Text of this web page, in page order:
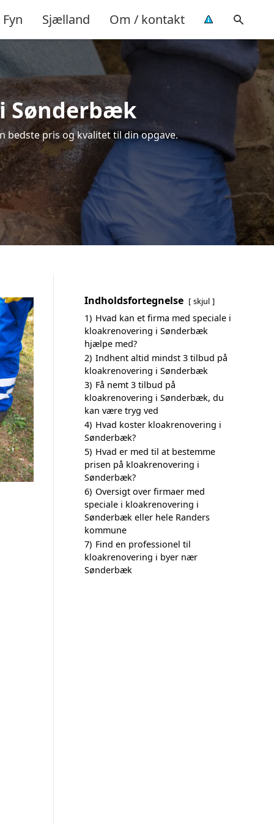
Fyn Sjælland Om / kontakt
Sønderbæk
bedste pris og kvalitet til din opgave.
Indholdsfortegnelse skjul
1) Hvad kan et firma med speciale i
kloakrenovering i Sønderbæk
hjælpe med?
2) Indhent altid mindst 3 tilbud på
kloakrenovering i Sønderbæk
3) Få nemt 3 tilbud på
kloakrenovering i Sønderbæk, du
kan være tryg ved
4) Hvad koster kloakrenovering i
Sønderbæk?
5) Hvad er med til at bestemme
prisen på kloakrenovering i
Sønderbæk?
6) Oversigt over firmaer med
speciale i kloakrenovering i
Sønderbæk eller hele Randers
kommune
7) Find en professionel til
kloakrenovering i byer nær
Sønderbæk